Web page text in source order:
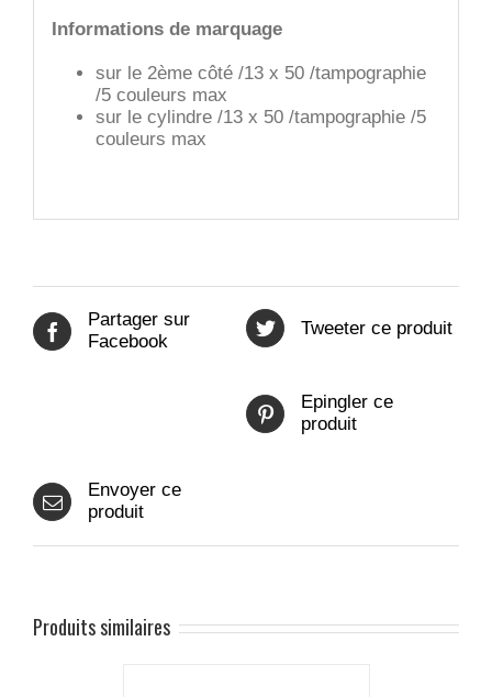
Informations de marquage
sur le 2ème côté /13 x 50 /tampographie
/5 couleurs max
sur le cylindre /13 x 50 /tampographie /5
couleurs max
Partager sur
Facebook
Tweeter ce produit
Epingler ce
produit
Envoyer ce
produit
Produits similaires